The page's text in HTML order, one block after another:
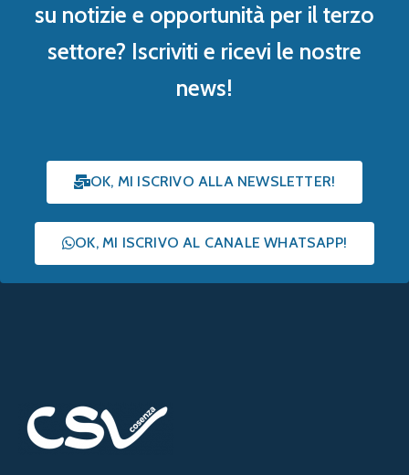
su notizie e opportunità per il terzo
settore? Iscriviti e ricevi le nostre
news!
OK, MI ISCRIVO ALLA NEWSLETTER!
OK, MI ISCRIVO AL CANALE WHATSAPP!